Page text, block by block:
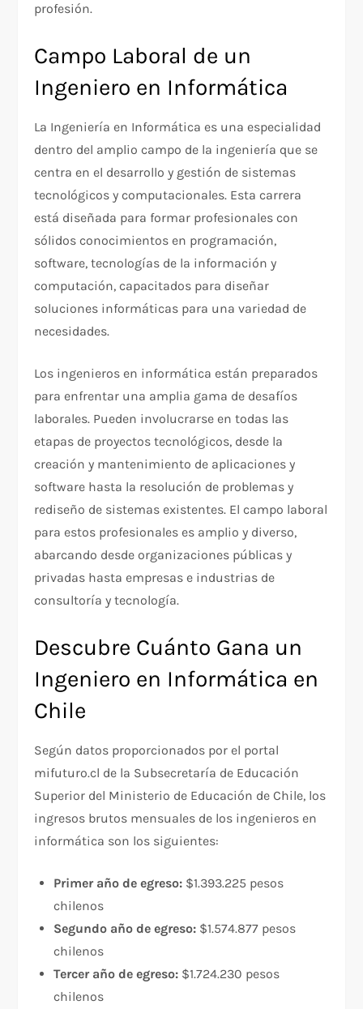
profesión.
Campo Laboral de un
Ingeniero en Informática
La Ingeniería en Informática es una especialidad
dentro del amplio campo de la ingeniería que se
centra en el desarrollo y gestión de sistemas
tecnológicos y computacionales. Esta carrera
está diseñada para formar profesionales con
sólidos conocimientos en programación,
software, tecnologías de la información y
computación, capacitados para diseñar
soluciones informáticas para una variedad de
necesidades.
Los ingenieros en informática están preparados
para enfrentar una amplia gama de desafíos
laborales. Pueden involucrarse en todas las
etapas de proyectos tecnológicos, desde la
creación y mantenimiento de aplicaciones y
software hasta la resolución de problemas y
rediseño de sistemas existentes. El campo laboral
para estos profesionales es amplio y diverso,
abarcando desde organizaciones públicas y
privadas hasta empresas e industrias de
consultoría y tecnología.
Descubre Cuánto Gana un
Ingeniero en Informática en
Chile
Según datos proporcionados por el portal
mifuturo.cl de la Subsecretaría de Educación
Superior del Ministerio de Educación de Chile, los
ingresos brutos mensuales de los ingenieros en
informática son los siguientes:
Primer año de egreso: $1.393.225 pesos
chilenos
Segundo año de egreso: $1.574.877 pesos
chilenos
Tercer año de egreso: $1.724.230 pesos
chilenos